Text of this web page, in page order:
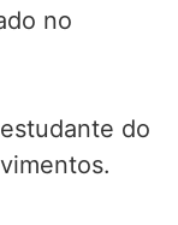
no
do